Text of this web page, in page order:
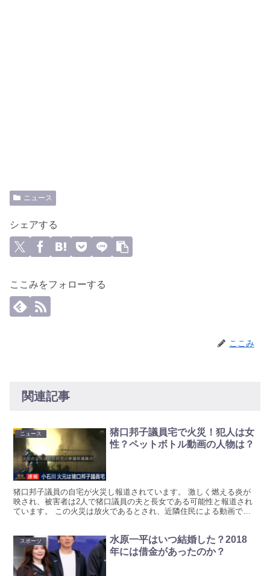
ニュース
シェアする
ここみをフォローする
ここみ
関連記事
ニュース
猪口邦子議員宅で火災！犯人は女
性？ペットボトル動画の人物は？
猪口邦子議員の自宅が火災し報道されています。 激しく燃える炎が
映され、被害者は2人で猪口議員の夫と長女である可能性と報道され
ています。 この火災は放火であるとされ、近隣住民による動画では
スポーツ
水原一平はいつ結婚した？2018
年には借金があったのか？